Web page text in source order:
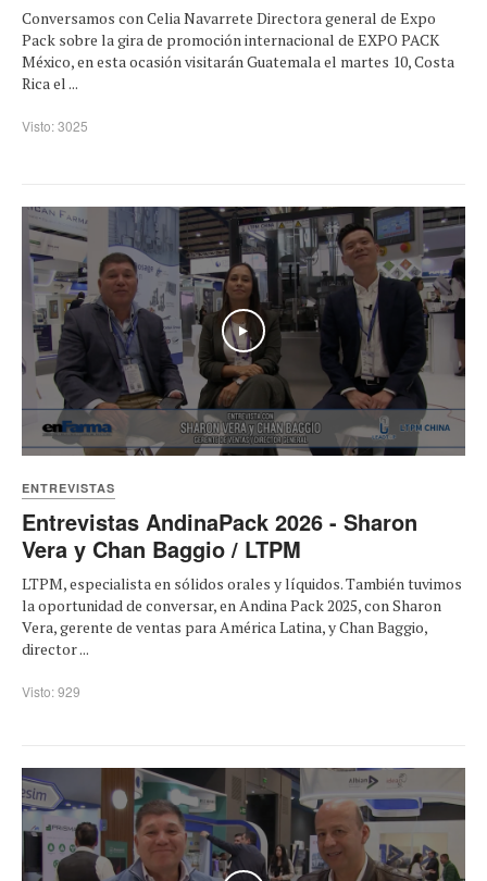
Conversamos con Celia Navarrete Directora general de Expo
Pack sobre la gira de promoción internacional de EXPO PACK
México, en esta ocasión visitarán Guatemala el martes 10, Costa
Rica el ...
Visto: 3025
Play
ENTREVISTAS
Entrevistas AndinaPack 2026 - Sharon
Vera y Chan Baggio / LTPM
LTPM, especialista en sólidos orales y líquidos. También tuvimos
la oportunidad de conversar, en Andina Pack 2025, con Sharon
Vera, gerente de ventas para América Latina, y Chan Baggio,
director ...
Visto: 929